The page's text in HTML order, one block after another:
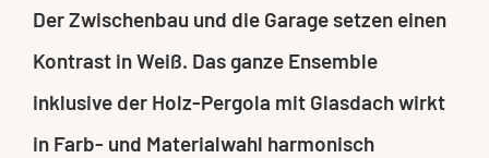
Der Zwischenbau und die Garage setzen einen
Kontrast in Weiß. Das ganze Ensemble
inklusive der Holz-Pergola mit Glasdach wirkt
in Farb- und Materialwahl harmonisch